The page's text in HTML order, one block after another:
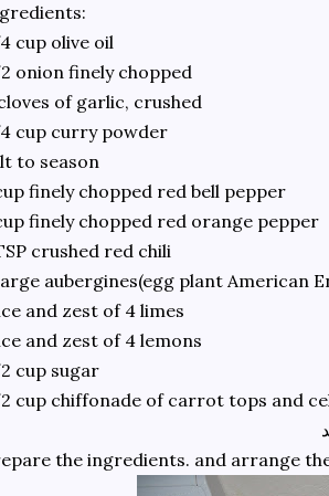
cup olive oil
onion finely chopped
of garlic, crushed
cup curry powder
to season
finely chopped red bell pepper
finely chopped red orange pepper
crushed red chili
aubergines(egg plant American
and zest of 4 limes
and zest of 4 lemons
cup sugar
cup chiffonade of carrot tops and
the ingredients. and arrange